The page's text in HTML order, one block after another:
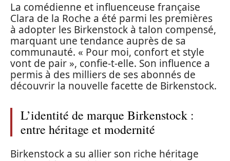
La comédienne et influenceuse française
Clara de la Roche a été parmi les premières
à adopter les Birkenstock à talon compensé,
marquant une tendance auprès de sa
communauté. « Pour moi, confort et style
vont de pair », confie-t-elle. Son influence a
permis à des milliers de ses abonnés de
découvrir la nouvelle facette de Birkenstock.
L’identité de marque Birkenstock :
entre héritage et modernité
Birkenstock a su allier son riche héritage